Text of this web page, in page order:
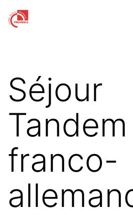
Aller
auCentre
Provence
Séjour
Tandem
franco-